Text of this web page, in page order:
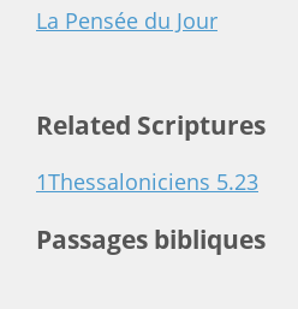
La Pensée du Jour
Related Scriptures
1Thessaloniciens 5.23
Passages bibliques